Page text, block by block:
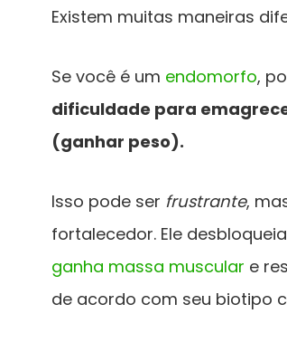
Existem muitas maneiras
Se você é um endomorfo,
dificuldade para
(ganhar peso).
Isso pode ser frustrante,
fortalecedor. Ele
ganha massa muscular e
de acordo com seu biotipo